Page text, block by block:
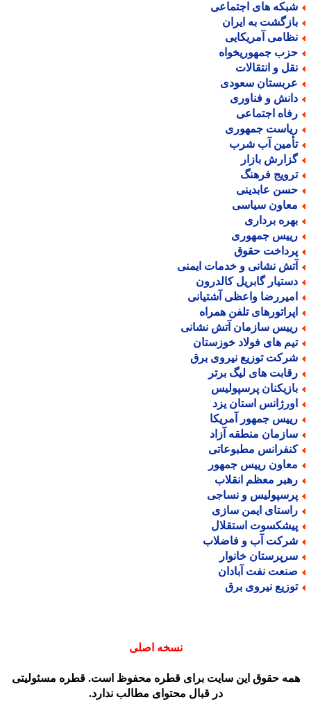
های اجتماعی
به ایران
آمریکایی
جمهوریخواه
و انتقالات
سعودی
و فناوری
اجتماعی
جمهوری
آب شرب
بازار
فرهنگ
عابدینی
سیاسی
برداری
جمهوری
حقوق
نشانی و خدمات ایمنی
گابریل کالدرون
واعظی آشتیانی
تلفن همراه
سازمان آتش نشانی
های فولاد خوزستان
توزیع نیروی برق
های لیگ برتر
پرسپولیس
استان یزد
جمهور آمریکا
منطقه آزاد
مطبوعاتی
رییس جمهور
معظم انقلاب
و نساجی
ایمن سازی
استقلال
آب و فاضلاب
خانوار
نفت آبادان
نیروی برق
نسخه اصلی
حقوق این سایت برای قطره محفوظ است. قطره مسئولیتی
در قبال محتوای مطالب ندارد.